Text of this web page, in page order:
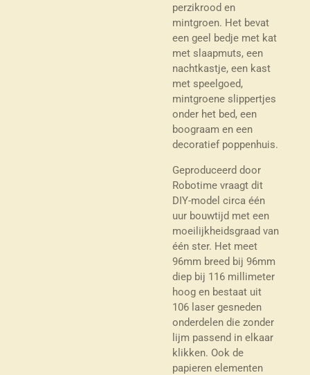
perzikrood en
mintgroen. Het bevat
een geel bedje met kat
met slaapmuts, een
nachtkastje, een kast
met speelgoed,
mintgroene slippertjes
onder het bed, een
boograam en een
decoratief poppenhuis.
Geproduceerd door
Robotime vraagt dit
DIY-model circa één
uur bouwtijd met een
moeilijkheidsgraad van
één ster. Het meet
96mm breed bij 96mm
diep bij 116 millimeter
hoog en bestaat uit
106 laser gesneden
onderdelen die zonder
lijm passend in elkaar
klikken. Ook de
papieren elementen